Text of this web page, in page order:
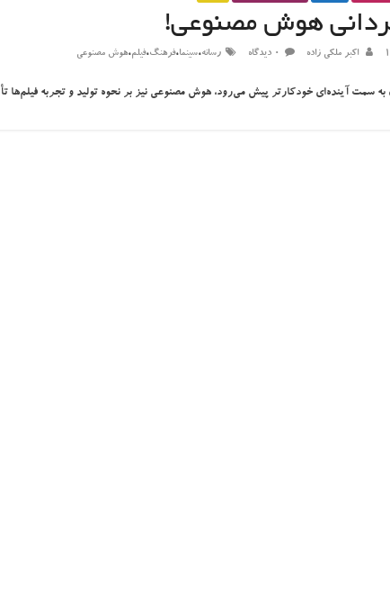
هوش مصنوعی!
اکبر ملکی زاده ۰ دیدگاه رسانه،سینما،فرهنگ،فیلم،هوش مصنوعی
به سمت آینده‌ای خودکارتر پیش می‌رود، هوش مصنوعی نیز بر نحوه تولید و تجربه فیلم‌ها